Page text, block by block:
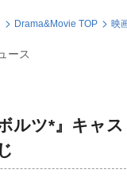
Drama&Movie TOP 映
ース
ルツ*』キャ